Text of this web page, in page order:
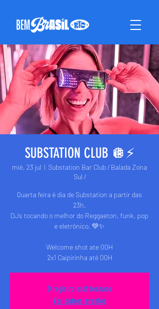
SUBSTATION CLUB 🪩⚡️
mié, 23 jul
  |
Substation Bar Club / Balada Zona
Sul /
Quarta feira é dia de Substation a partir das
23h.
DJs tocando o melhor do Reggaeton, funk, pop
e eletrônico. 💚✨
Welcome shot ate 00H
2x1 Caipirinha até 00H
O registro está fechado
Ver outros eventos